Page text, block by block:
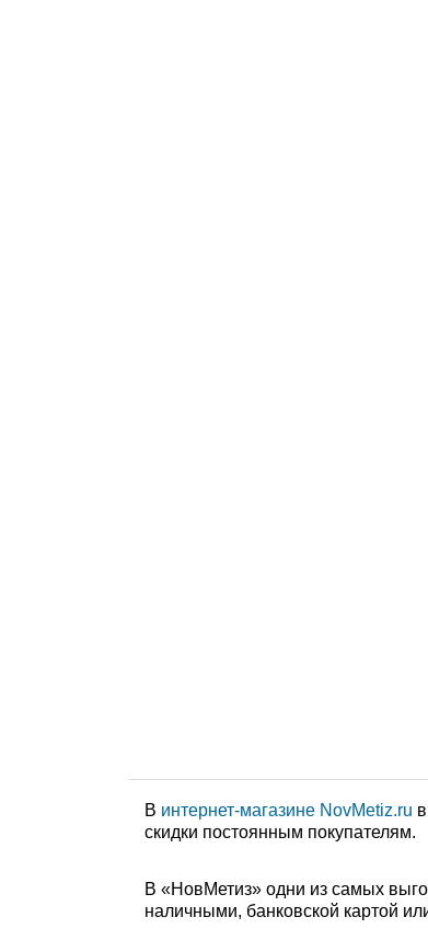
В интернет-магазине NovMetiz.ru
скидки постоянным покупателям.
В «НовМетиз» одни из самых
наличными, банковской картой